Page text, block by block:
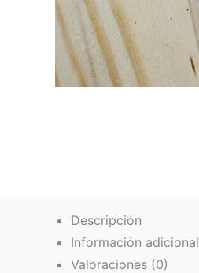
Descripción
Información adicional
Valoraciones (0)